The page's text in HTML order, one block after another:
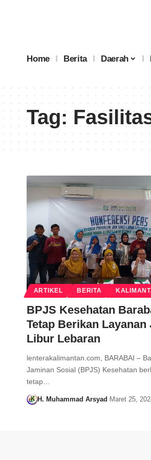
Home Berita Daerah
Tag:
ARTIKEL BERITA
BPJS Kesehatan
Tetap Berikan Layanan
Libur Lebaran
lenterakalimantan.com, BARABAI –
Jaminan Sosial (BPJS) Kesehatan
tetap…
H. Muhammad Arsyad Maret 25,